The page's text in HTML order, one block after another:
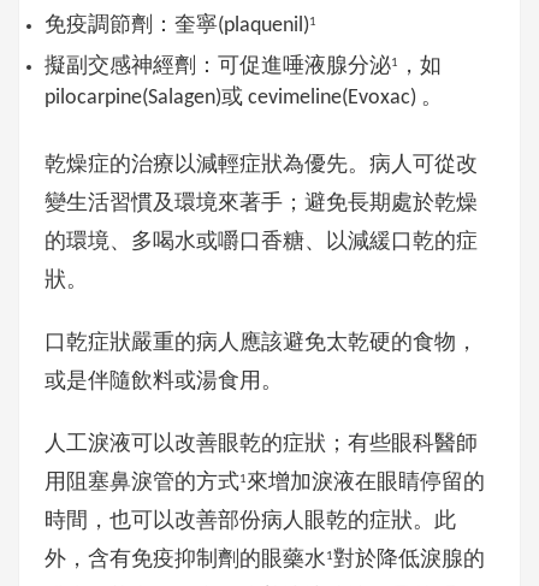
免疫調節劑：奎寧(plaquenil)1
擬副交感神經劑 ： 可促進唾液腺分泌1
，如
pilocarpine(Salagen)或 cevimeline(Evoxac) 。
乾燥症的治療以減輕症狀為優先。病人可從改
變生活習慣及環境來著手；避免長期處於乾燥
的環境、多喝水或嚼口香糖、以減緩口乾的症
狀。
口乾症狀嚴重的病人應該避免太乾硬的食物，
或是伴隨飲料或湯食用。
人工淚液可以改善眼乾的症狀；有些眼科醫師
用阻塞鼻淚管的方式1來增加淚液在眼睛停留的
時間，也可以改善部份病人眼乾的症狀。此
外，含有免疫抑制劑的眼藥水1對於降低淚腺的